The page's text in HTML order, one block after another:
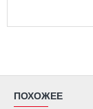
ПОХОЖЕЕ